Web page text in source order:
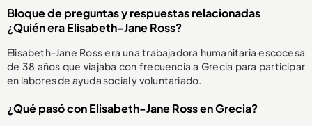
Bloque de preguntas y respuestas relacionadas
¿Quién era Elisabeth-Jane Ross?
Elisabeth-Jane Ross era una trabajadora humanitaria escocesa
de 38 años que viajaba con frecuencia a Grecia para participar
en labores de ayuda social y voluntariado.
¿Qué pasó con Elisabeth-Jane Ross en Grecia?